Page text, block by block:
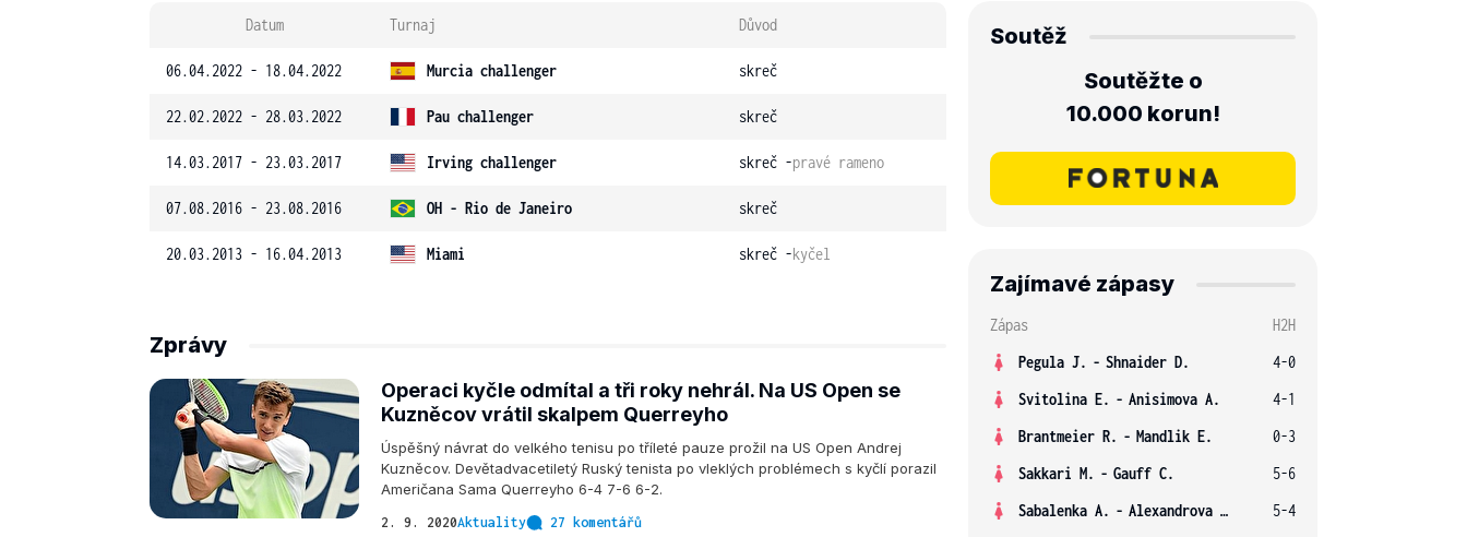
Datum Turnaj Důvod
06.04.2022 - 18.04.2022 Murcia challenger skreč
22.02.2022 - 28.03.2022 Pau challenger skreč
14.03.2017 - 23.03.2017 Irving challenger skreč -pravé rameno
07.08.2016 - 23.08.2016 OH - Rio de Janeiro skreč
20.03.2013 - 16.04.2013 Miami skreč -kyčel
Zprávy
Operaci kyčle odmítal a tři roky nehrál. Na US Open se
Kuzněcov vrátil skalpem Querreyho
Úspěšný návrat do velkého tenisu po tříleté pauze prožil na US Open Andrej
Kuzněcov. Devětadvacetiletý Ruský tenista po vleklých problémech s kyčlí porazil
Američana Sama Querreyho 6-4 7-6 6-2.
2. 9. 2020Aktuality 27 komentářů
Soutěž
Soutěžte o
10.000 korun!
Zajímavé zápasy
Zápas
H2H
Pegula J. - Shnaider D.
4-0
Svitolina E. - Anisimova A.
4-1
Brantmeier R. - Mandlik E.
0-3
Sakkari M. - Gauff C.
5-6
Sabalenka A. - Alexandrova E.
5-4